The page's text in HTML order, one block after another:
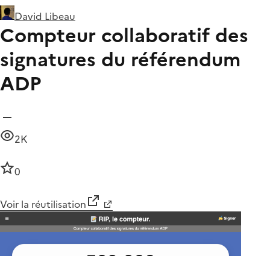
David Libeau
Compteur collaboratif des
signatures du référendum
ADP
2K
0
Voir la réutilisation